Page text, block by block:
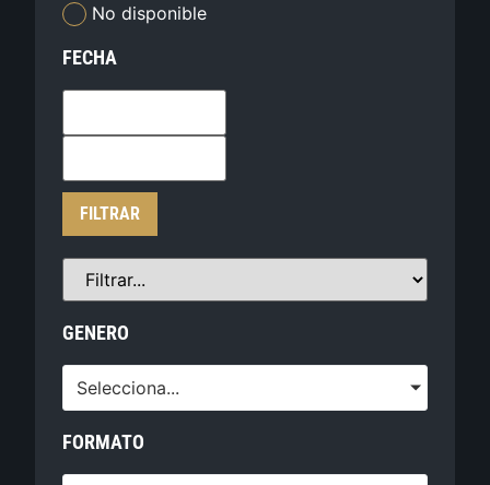
No disponible
FECHA
FILTRAR
GENERO
Selecciona...
FORMATO